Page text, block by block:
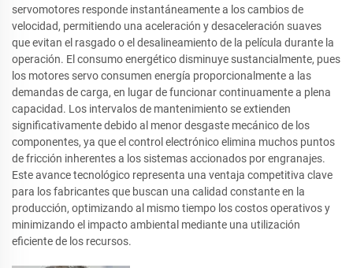
servomotores responde instantáneamente a los cambios de
velocidad, permitiendo una aceleración y desaceleración suaves
que evitan el rasgado o el desalineamiento de la película durante la
operación. El consumo energético disminuye sustancialmente, pues
los motores servo consumen energía proporcionalmente a las
demandas de carga, en lugar de funcionar continuamente a plena
capacidad. Los intervalos de mantenimiento se extienden
significativamente debido al menor desgaste mecánico de los
componentes, ya que el control electrónico elimina muchos puntos
de fricción inherentes a los sistemas accionados por engranajes.
Este avance tecnológico representa una ventaja competitiva clave
para los fabricantes que buscan una calidad constante en la
producción, optimizando al mismo tiempo los costos operativos y
minimizando el impacto ambiental mediante una utilización
eficiente de los recursos.